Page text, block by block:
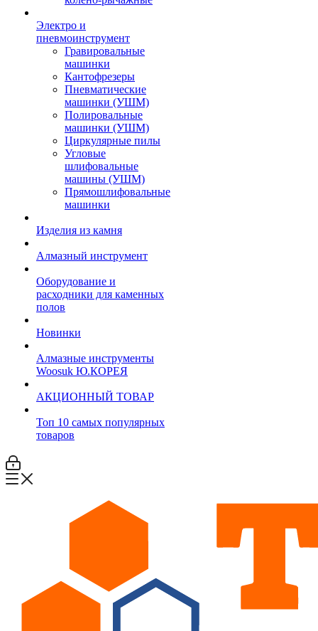
Электро и
пневмоинструмент
Гравировальные
машинки
Кантофрезеры
Пневматические
машинки (УШМ)
Полировальные
машинки (УШМ)
Циркулярные пилы
Угловые
шлифовальные
машины (УШМ)
Прямошлифовальные
машинки
Изделия из камня
Алмазный инструмент
Оборудование и
расходники для каменных
полов
Новинки
Алмазные инструменты
Woosuk Ю.КОРЕЯ
АКЦИОННЫЙ ТОВАР
Топ 10 самых популярных
товаров